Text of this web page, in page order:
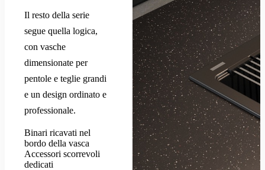
Il resto della serie
segue quella logica,
con vasche
dimensionate per
pentole e teglie grandi
e un design ordinato e
professionale.
Binari ricavati nel
bordo della vasca
Accessori scorrevoli
dedicati